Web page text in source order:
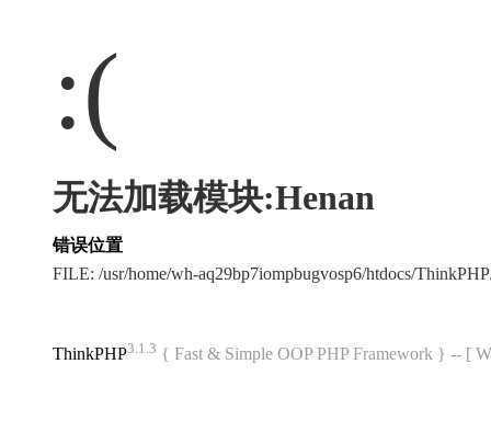
:(
无法加载模块:Henan
错误位置
FILE: /usr/home/wh-aq29bp7iompbugvosp6/htdocs/
ThinkPHP3.1.3 { Fast & Simple OOP PHP Framework } -- [